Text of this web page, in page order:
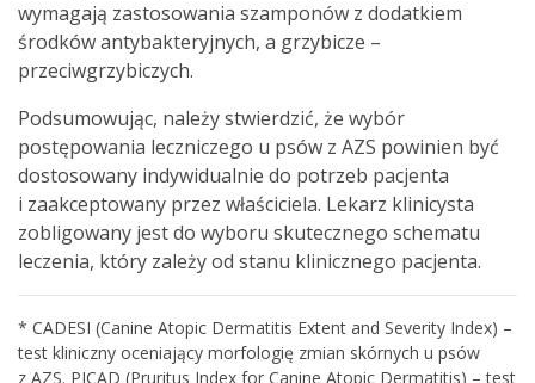
wymagają zastosowania szamponów z dodatkiem
środków antybakteryjnych, a grzybicze –
przeciwgrzybiczych.
Podsumowując, należy stwierdzić, że wybór
postępowania leczniczego u psów z AZS powinien być
dostosowany indywidualnie do potrzeb pacjenta
i zaakceptowany przez właściciela. Lekarz klinicysta
zobligowany jest do wyboru skutecznego schematu
leczenia, który zależy od stanu klinicznego pacjenta.
* CADESI (Canine Atopic Dermatitis Extent and Severity Index) –
test kliniczny oceniający morfologię zmian skórnych u psów
z AZS. PICAD (Pruritus Index for Canine Atopic Dermatitis) – test